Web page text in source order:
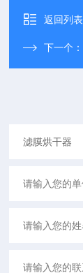
返回列表
下一个：